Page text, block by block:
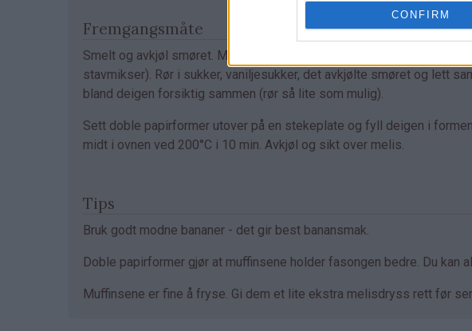
CONFIRM
Fremgangsmåte
Smelt og avkjøl smøret. Mos bananene (bruk gjerne
stavmikser). Rør i sukker, vaniljesukker, det avkjølte smøret og lett
bland deigen forsiktig sammen (rør så lite som mulig).
Sett doble papirformer utover på en stekeplate og fyll deigen i
midt i ovnen ved 200°C i 10 min. Avkjøl og sikt over melis.
Tips
Bruk godt modne bananer - det gir best banansmak.
Doble papirformer gjør at muffinsene holder fasongen bedre. Du
Muffinsene er fine å fryse. Gi dem et lite ekstra melisdryss rett før